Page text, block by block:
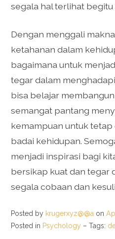
segala hal terlihat begitu
Dengan menggali
ketahanan dalam
bagaimana untuk
tegar dalam
bisa belajar
semangat pantang
kemampuan untuk
badai kehidupan.
menjadi inspirasi bagi
bersikap kuat dan tegar
segala cobaan dan
Posted by krugerxyz@@a on
Posted in Psychology – Tags: